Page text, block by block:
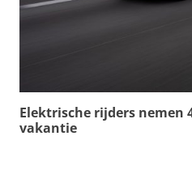
Elektrische rijders nemen
vakantie